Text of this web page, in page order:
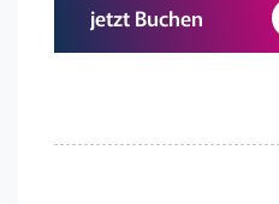
jetzt Buchen